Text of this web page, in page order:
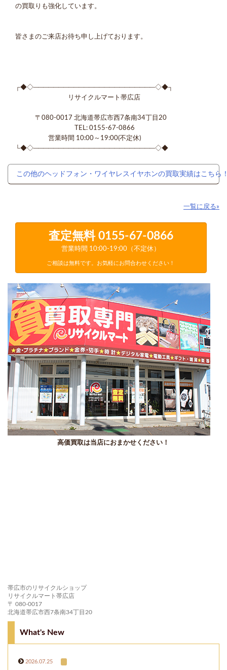
の買取りも強化しています。
皆さまのご来店お待ち申し上げております。
┌◆◇────────────────────────◇◆┐
リサイクルマート帯広店
〒080-0017 北海道帯広市西7条南34丁目20
TEL: 0155-67-0866
営業時間 10:00～19:00(不定休)
└◆◇────────────────────────◇◆
この他のヘッドフォン・ワイヤレスイヤホンの買取実績はこちら
一覧に戻る»
査定無料 0155-67-0866
営業時間 10:00-19:00（不定休）
ご相談は無料です。お気軽にお問合わせください！
高価買取は当店におまかせください！
帯広市のリサイクルショップ
リサイクルマート帯広店
〒 080-0017
北海道帯広市西7条南34丁目20
What's New
2026.07.25